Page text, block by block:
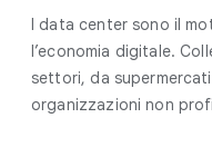
I data center sono il
l’economia digitale.
settori, da
organizzazioni non